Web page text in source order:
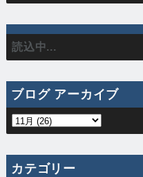
読込中...
ブログ アーカイブ
カテゴリー